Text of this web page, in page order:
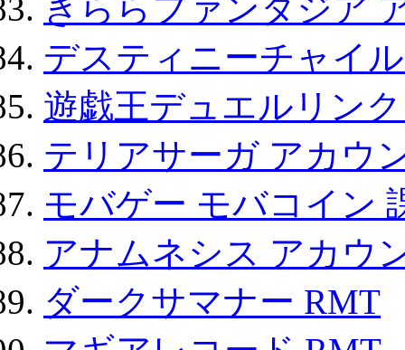
きららファンタジア
デスティニーチャイ
遊戯王デュエルリン
テリアサーガ アカウ
モバゲー モバコイン
アナムネシス アカウ
ダークサマナー RMT